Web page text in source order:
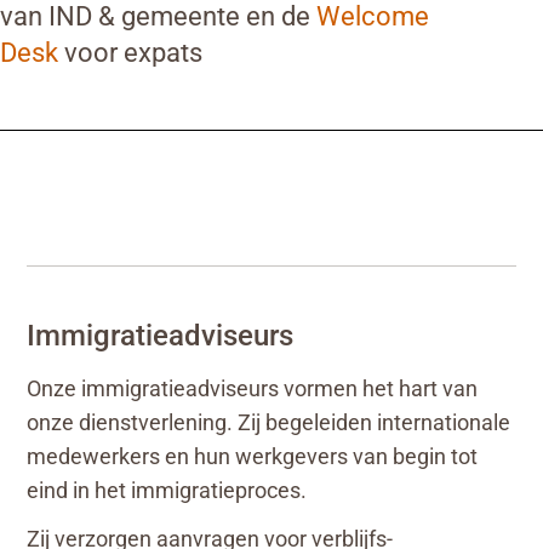
van IND & gemeente en de Welcome
Desk voor expats
Immigratieadviseurs
Onze immigratieadviseurs vormen het hart van
onze dienstverlening. Zij begeleiden internationale
medewerkers en hun werkgevers van begin tot
eind in het immigratieproces.
Zij verzorgen aanvragen voor verblijfs-